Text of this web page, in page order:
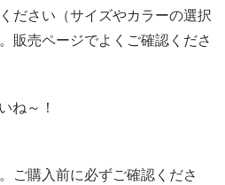
ださい（サイズやカラーの選択
販売ページでよくご確認くださ
ね～！
ご購入前に必ずご確認くださ